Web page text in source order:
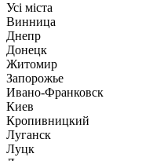
Усі міста
Винница
Днепр
Донецк
Житомир
Запорожье
Ивано-Франковск
Киев
Кропивницкий
Луганск
Луцк